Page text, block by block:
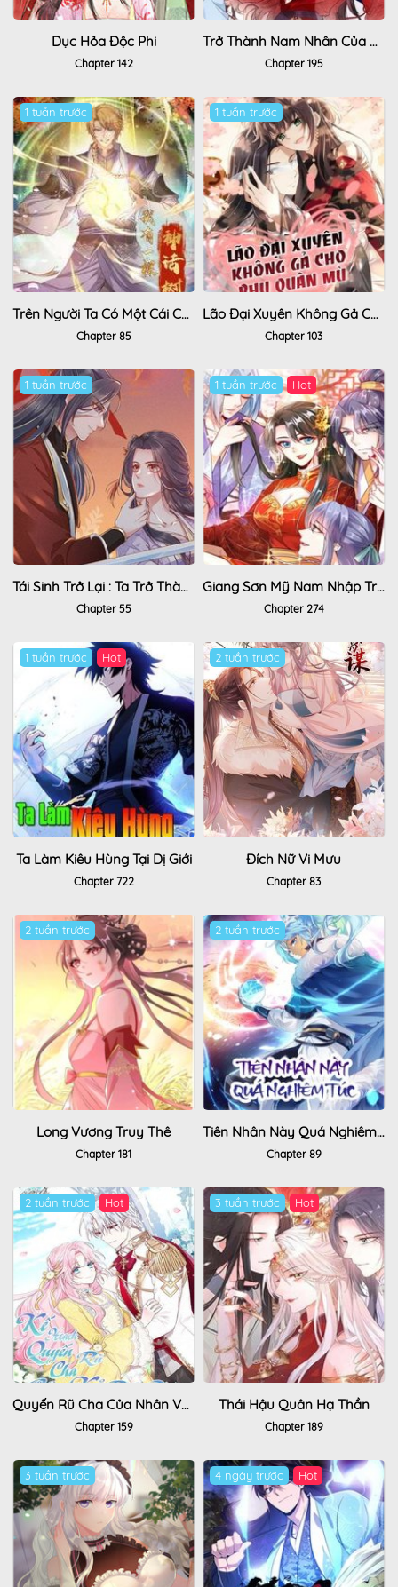
Dục Hỏa Độc Phi
Chapter 142
Trở Thành Nam Nhân Của Vương
Chapter 195
1 tuần trước
Trên Người Ta Có Một Cái Cây Thần Thoại
Chapter 85
1 tuần trước
Lão Đại Xuyên Không Gả Cho Phu Quân Mù
Chapter 103
1 tuần trước
Tái Sinh Trở Lại : Ta Trở Thành Độc Y Thái Tử Phi
Chapter 55
1 tuần trước Hot
Giang Sơn Mỹ Nam Nhập Trướng Ta
Chapter 274
1 tuần trước Hot
Ta Làm Kiêu Hùng Tại Dị Giới
Chapter 722
2 tuần trước
Đích Nữ Vi Mưu
Chapter 83
2 tuần trước
Long Vương Truy Thê
Chapter 181
2 tuần trước
Tiên Nhân Này Quá Nghiêm Túc
Chapter 89
2 tuần trước Hot
Quyến Rũ Cha Của Nhân Vật Phản Diện
Chapter 159
3 tuần trước Hot
Thái Hậu Quân Hạ Thần
Chapter 189
3 tuần trước 4 ngày trước Hot